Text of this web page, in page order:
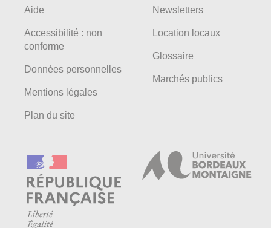
Aide
Accessibilité : non
conforme
Données personnelles
Mentions légales
Plan du site
Newsletters
Location locaux
Glossaire
Marchés publics